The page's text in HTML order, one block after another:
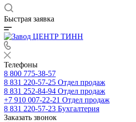
Быстрая заявка
Телефоны
8 800 775-38-57
8 831 220-57-25 Отдел продаж
8 831 252-84-94 Отдел продаж
+7 910 007-22-21 Отдел продаж
8 831 220-57-23 Бухгалтерия
Заказать звонок